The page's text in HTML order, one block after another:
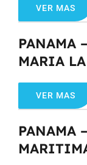
VER MAS
PANAMA
MARIA
VER MAS
PANAMA